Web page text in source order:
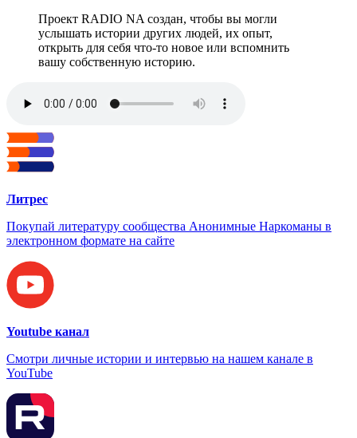
Проект RADIO NA создан, чтобы вы могли
услышать истории других людей, их опыт,
открыть для себя что-то новое или вспомнить
вашу собственную историю.
Литрес
Покупай литературу сообщества Анонимные Наркоманы в
электронном формате на сайте
Youtube канал
Смотри личные истории и интервью на нашем канале в
YouTube